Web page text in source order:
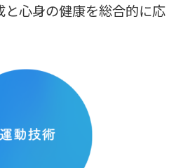
心身の健康を総合的に応